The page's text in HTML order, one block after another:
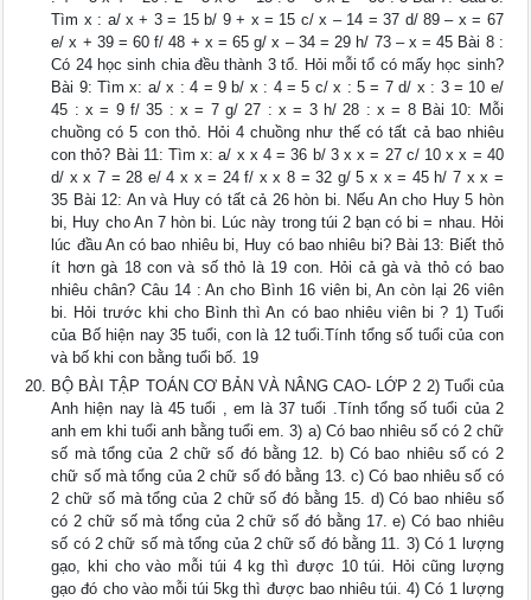
Tìm x : a/ x + 3 = 15 b/ 9 + x = 15 c/ x – 14 = 37 d/ 89 – x = 67
e/ x + 39 = 60 f/ 48 + x = 65 g/ x – 34 = 29 h/ 73 – x = 45 Bài 8 :
Có 24 học sinh chia đều thành 3 tổ. Hỏi mỗi tổ có mấy học sinh?
Bài 9: Tìm x: a/ x : 4 = 9 b/ x : 4 = 5 c/ x : 5 = 7 d/ x : 3 = 10 e/
45 : x = 9 f/ 35 : x = 7 g/ 27 : x = 3 h/ 28 : x = 8 Bài 10: Mỗi
chuồng có 5 con thỏ. Hỏi 4 chuồng như thế có tất cả bao nhiêu
con thỏ? Bài 11: Tìm x: a/ x x 4 = 36 b/ 3 x x = 27 c/ 10 x x = 40
d/ x x 7 = 28 e/ 4 x x = 24 f/ x x 8 = 32 g/ 5 x x = 45 h/ 7 x x =
35 Bài 12: An và Huy có tất cả 26 hòn bi. Nếu An cho Huy 5 hòn
bi, Huy cho An 7 hòn bi. Lúc này trong túi 2 bạn có bi = nhau. Hỏi
lúc đầu An có bao nhiêu bi, Huy có bao nhiêu bi? Bài 13: Biết thỏ
ít hơn gà 18 con và số thỏ là 19 con. Hỏi cả gà và thỏ có bao
nhiêu chân? Câu 14 : An cho Bình 16 viên bi, An còn lại 26 viên
bi. Hỏi trước khi cho Bình thì An có bao nhiêu viên bi ? 1) Tuổi
của Bố hiện nay 35 tuổi, con là 12 tuổi.Tính tổng số tuổi của con
và bố khi con bằng tuổi bố. 19
BỘ BÀI TẬP TOÁN CƠ BẢN VÀ NÂNG CAO- LỚP 2 2) Tuổi của
Anh hiện nay là 45 tuổi , em là 37 tuổi .Tính tổng số tuổi của 2
anh em khi tuổi anh bằng tuổi em. 3) a) Có bao nhiêu số có 2 chữ
số mà tổng của 2 chữ số đó bằng 12. b) Có bao nhiêu số có 2
chữ số mà tổng của 2 chữ số đó bằng 13. c) Có bao nhiêu số có
2 chữ số mà tổng của 2 chữ số đó bằng 15. d) Có bao nhiêu số
có 2 chữ số mà tổng của 2 chữ số đó bằng 17. e) Có bao nhiêu
số có 2 chữ số mà tổng của 2 chữ số đó bằng 11. 3) Có 1 lượng
gạo, khi cho vào mỗi túi 4 kg thì được 10 túi. Hỏi cũng lượng
gạo đó cho vào mỗi túi 5kg thì được bao nhiêu túi. 4) Có 1 lượng